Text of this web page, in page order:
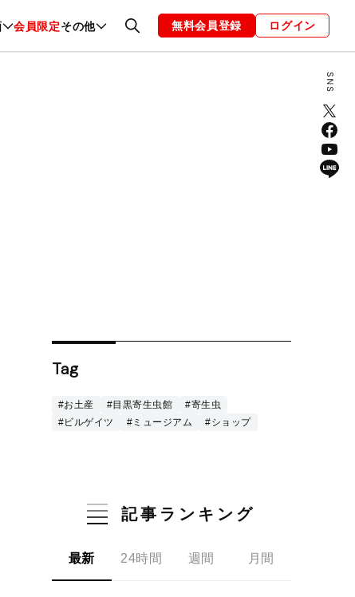
会員限定その他
ァッション 恋愛・結婚 編集部 お知らせ
無料会員登録 ログイン
Tag
#お土産 #目黒寄生虫館
#寄生虫
#ビルゲイツ
#ミュージアム #ショップ
記事ランキング
最新 24時間 週間 月間